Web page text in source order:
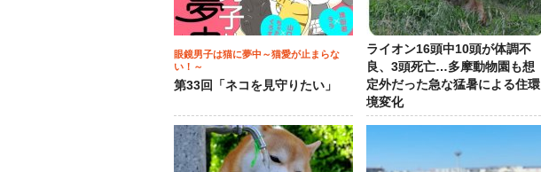
眼鏡男子は猫に夢中～猫愛が止まらな
い！～
第33回「ネコを見守りたい」
ライオン16頭中10頭が体調不
良、3頭死亡…多摩動物園も想
定外だった急な猛暑による住環
境変化